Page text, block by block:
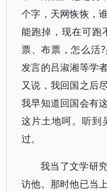
个字，天网恢恢，
能跑掉，现在可跑
票、布票，怎么活
发言的吕淑湘等学
又说，我回国之后
我早知道回国会有
这片土地呵。听到
过。
我当了文学研
访他。那时他已当